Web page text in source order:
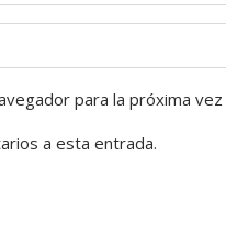
para la próxima
a esta entrada.